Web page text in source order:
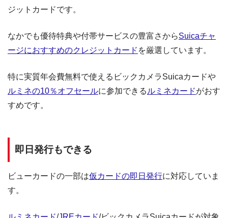
ジットカードです。
なかでも優待特典や付帯サービスの豊富さからSuicaチャ
ージにおすすめのクレジットカード を厳選しています。
特に実質年会費無料で使えるビックカメラSuicaカードや
ルミネの10％オフセールに参加できる ルミネカードがおす
すめです。
即日発行もできる
ビューカードの一部は仮カードの即日発行に対応していま
す。